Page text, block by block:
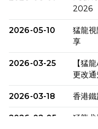
2026
2026-05-10
猛龍
享
2026-03-25
【猛
更改通
2026-03-18 香港
2026-02-05
猛龍